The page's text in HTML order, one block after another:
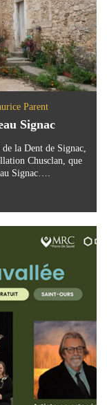
Parent
Signac
la Dent de Signac,
Chusclan, que
Signac….